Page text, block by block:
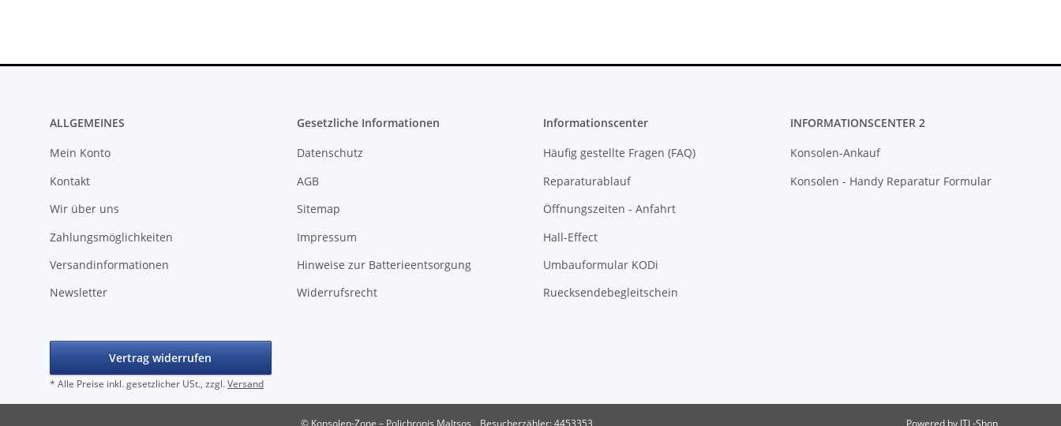
ALLGEMEINES
Mein Konto
Kontakt
Wir über uns
Zahlungsmöglichkeiten
Versandinformationen
Newsletter
Gesetzliche Informationen
Datenschutz
AGB
Sitemap
Impressum
Hinweise zur Batterieentsorgung
Widerrufsrecht
Informationscenter
Häufig gestellte Fragen (FAQ)
Reparaturablauf
Öffnungszeiten - Anfahrt
Hall-Effect
Umbauformular KODi
Ruecksendebegleitschein
INFORMATIONSCENTER 2
Konsolen-Ankauf
Konsolen - Handy Reparatur Formular
Vertrag widerrufen
* Alle Preise inkl. gesetzlicher USt., zzgl.Versand